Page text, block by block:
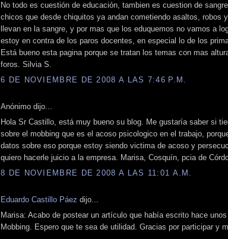
No todo es cuestión de educación, tambien es cuestion de
chicos que desde chiquitos ya andan cometiendo asaltos, robos
llevan en la sangre, y por mas que los eduquemos no vamos a
estoy en contra de los paros docentes, en especial lo de los
Está bueno esta pagina porque se tratan los temas con mas
foros. Silvia S.
6 DE NOVIEMBRE DE 2008 A LAS 7:46 P.M.
Anónimo dijo...
Hola Sr Castillo, está muy bueno su blog. Me gustaría saber si
sobre el mobbing que es el acoso psicologico en el trabajo,
datos sobre eso porque estoy siendo victima de acoso y
quiero hacerle juicio a la empresa. Marisa, Cosquín, pcia de
8 DE NOVIEMBRE DE 2008 A LAS 11:01 A.M.
Eduardo Castillo Páez dijo...
Marisa: Acabo de postear un artículo que había escrito hace
Mobbing. Espero que te sea de utilidad. Gracias por participar y